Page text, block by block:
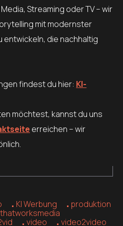
Streaming oder TV – wir
mit modernster
entwickeln, die nachhaltig
findest du hier: KI-
möchtest, kannst du uns
erreichen – wir
KI Werbung
produktion
thatworksmedia
video
video2video